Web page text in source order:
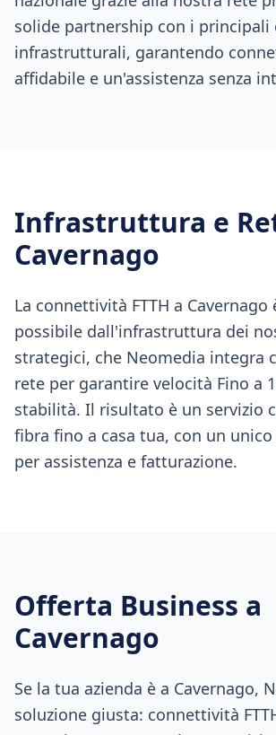
solide partnership con i principali
infrastrutturali, garantendo
affidabile e un'assistenza senza
Infrastruttura e
Cavernago
La connettività FTTH a Cavernago
possibile dall'infrastruttura dei
strategici, che Neomedia integra
rete per garantire velocità Fino a
stabilità. Il risultato è un servizio
fibra fino a casa tua, con un
per assistenza e fatturazione.
Offerta Business a
Cavernago
Se la tua azienda è a Cavernago,
soluzione giusta: connettività